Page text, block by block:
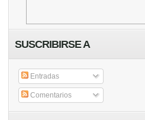
SUSCRIBIRSE A
Entradas
Comentarios